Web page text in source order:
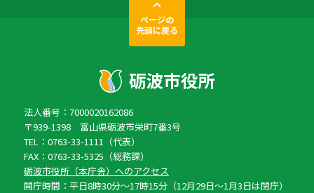
ページの
先頭に戻る
法人番号：7000020162086
〒939-1398 富山県砺波市栄町7番3号
TEL：0763-33-1111（代表）
FAX：0763-33-5325（総務課）
砺波市役所（本庁舎）へのアクセス
開庁時間：平日8時30分〜17時15分（12月29日〜1月3日は閉庁）